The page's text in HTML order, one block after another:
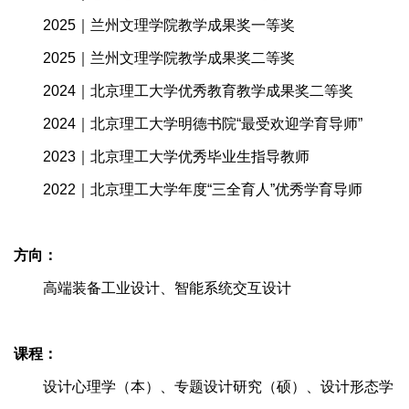
2025｜兰州文理学院教学成果奖一等奖
2025｜兰州文理学院教学成果奖二等奖
2024｜北京理工大学优秀教育教学成果奖二等奖
2024｜北京理工大学明德书院“最受欢迎学育导师”
2023｜北京理工大学优秀毕业生指导教师
2022｜北京理工大学年度“三全育人”优秀学育导师
方向：
高端装备工业设计、智能系统交互设计
课程：
设计心理学（本）、专题设计研究（硕）、设计形态学